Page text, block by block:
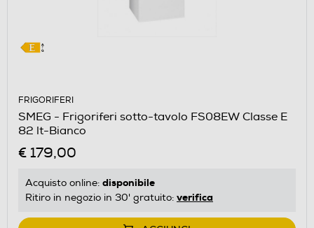
FRIGORIFERI
SMEG - Frigoriferi sotto-tavolo FS08EW Classe E
82 lt-Bianco
€ 179,00
Acquisto online: disponibile
Ritiro in negozio in 30' gratuito: verifica